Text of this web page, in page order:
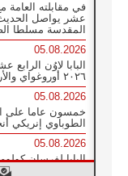
في مقابلته العامة
عشر يواصل الحديث
المقدسة مسلطا
05.08.2026
البابا لاوُن
٢٠٢٦ أوروغواي والأرجنتين وبيرو
05.08.2026
خمسون عاما على
الطوباوي إنريكي
05.08.2026
البابا لفرسان
أنبياء تناغم